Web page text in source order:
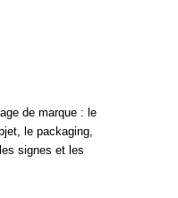
de marque : le
le packaging,
signes et les